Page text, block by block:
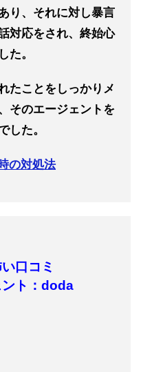
り、それに対し暴言
対応をされ、終始心
た。
たことをしっかりメ
そのエージェントを
した。
の対処法
口コミ
ント：doda